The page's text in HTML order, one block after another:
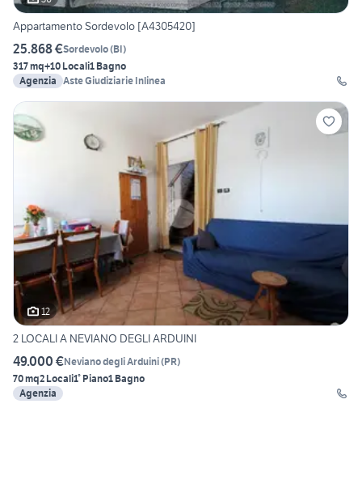
Appartamento Sordevolo [A4305420]
25.868 €Sordevolo(BI)
317 mq+10 Locali1 Bagno
Agenzia Aste Giudiziarie Inlinea
12
2 LOCALI A NEVIANO DEGLI ARDUINI
49.000 €Neviano degli Arduini(PR)
70 mq2 Locali1° Piano1 Bagno
Agenzia